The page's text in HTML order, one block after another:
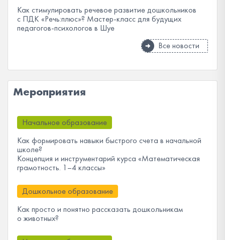
Как стимулировать речевое развитие дошкольников
с ПДК «Речь:плюс»? Мастер-класс для будущих
педагогов-психологов в Шуе
Все новости
Мероприятия
Начальное образование
Как формировать навыки быстрого счета в начальной
школе?
Концепция и инструментарий курса «Математическая
грамотность. 1–4 классы»
Дошкольное образование
Как просто и понятно рассказать дошкольникам
о животных?